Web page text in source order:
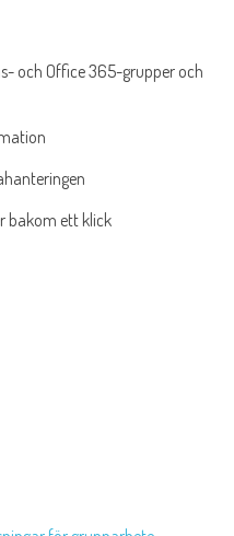
och Office 365-grupper och
bakom ett klick